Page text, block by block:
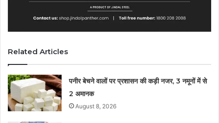
Related Articles
पनीर बेचने वालों पर प्रशासन की कड़ी नजर, 3 नमूनों में से
2 अमानक
August 8, 2026